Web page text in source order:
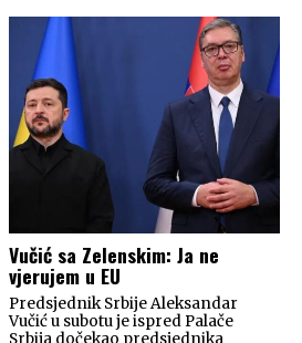
Vučić sa Zelenskim: Ja ne
vjerujem u EU
Predsjednik Srbije Aleksandar
Vučić u subotu je ispred Palače